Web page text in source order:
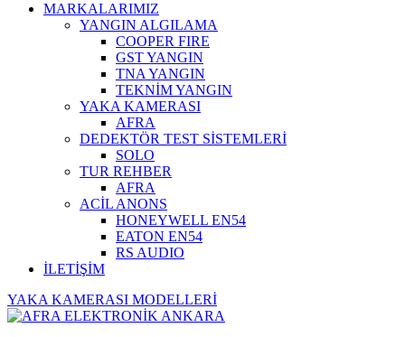
MARKALARIMIZ
YANGIN ALGILAMA
COOPER FIRE
GST YANGIN
TNA YANGIN
TEKNİM YANGIN
YAKA KAMERASI
AFRA
DEDEKTÖR TEST SİSTEMLERİ
SOLO
TUR REHBER
AFRA
ACİL ANONS
HONEYWELL EN54
EATON EN54
RS AUDIO
İLETİŞİM
YAKA KAMERASI MODELLERİ